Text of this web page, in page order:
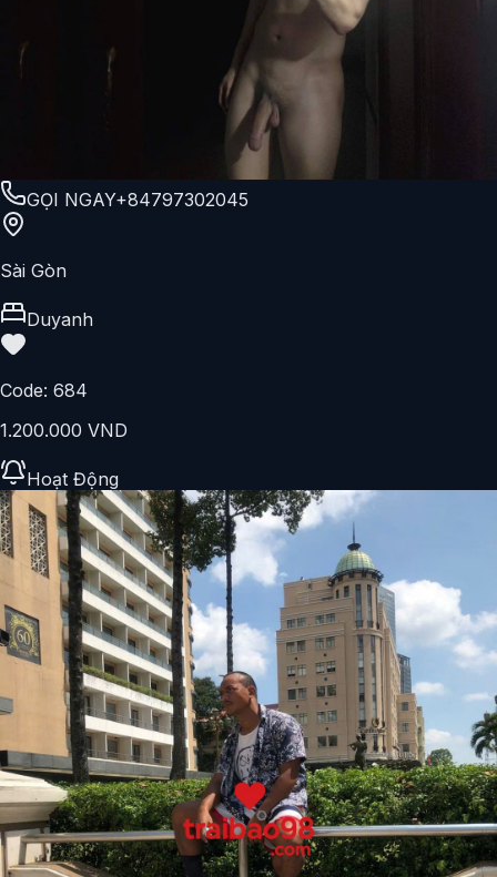
GỌI NGAY+84797302045
Sài Gòn
Duyanh
Code: 684
1.200.000 VND
Hoạt Động